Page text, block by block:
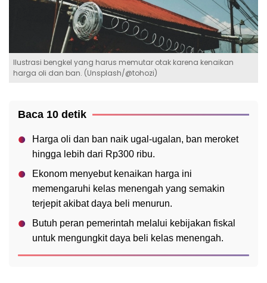
Ilustrasi bengkel yang harus memutar otak karena kenaikan
harga oli dan ban. (Unsplash/@tohozi)
Baca 10 detik
Harga oli dan ban naik ugal-ugalan, ban meroket
hingga lebih dari Rp300 ribu.
Ekonom menyebut kenaikan harga ini
memengaruhi kelas menengah yang semakin
terjepit akibat daya beli menurun.
Butuh peran pemerintah melalui kebijakan fiskal
untuk mengungkit daya beli kelas menengah.